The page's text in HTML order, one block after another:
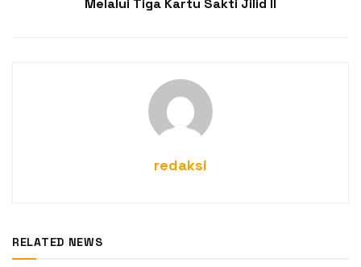
Melalui Tiga Kartu Sakti Jilid II
redaksi
RELATED NEWS